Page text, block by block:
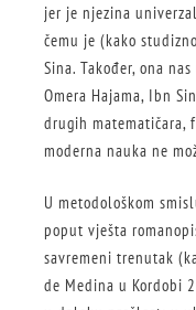
jer je njezina
čemu je (kako
Sina. Također, ona
Omera Hajama, Ibn
drugih matematičara,
moderna nauka ne
U metodološkom
poput vješta
savremeni trenutak
de Medina u Kordobi